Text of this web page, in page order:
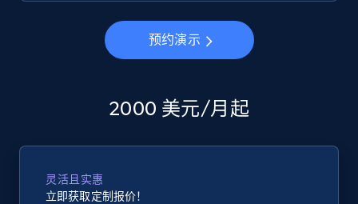
预约演示
2000 美元/月起
灵活且实惠
立即获取定制报价！